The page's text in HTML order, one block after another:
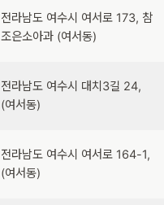
전라남도 여수시 여서로 173, 참
조은소아과 (여서동)
전라남도 여수시 대치3길 24,
(여서동)
전라남도 여수시 여서로 164-1,
(여서동)